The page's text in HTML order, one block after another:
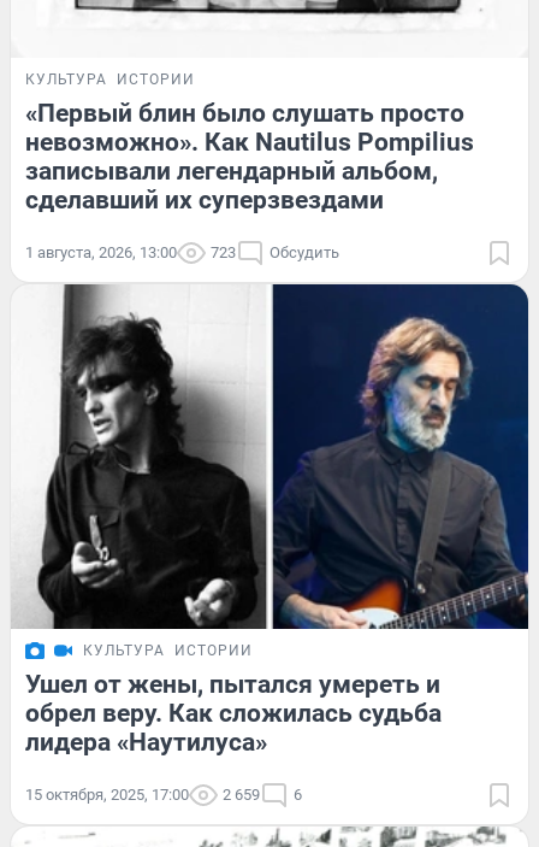
КУЛЬТУРА ИСТОРИИ
«Первый блин было слушать просто
невозможно». Как Nautilus Pompilius
записывали легендарный альбом,
сделавший их суперзвездами
1 августа, 2026, 13:00 723 Обсудить
КУЛЬТУРА ИСТОРИИ
Ушел от жены, пытался умереть и
обрел веру. Как сложилась судьба
лидера «Наутилуса»
15 октября, 2025, 17:00 2 659 6